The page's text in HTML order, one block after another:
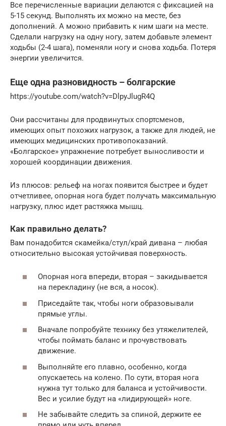
Все перечисленные вариации делаются с фиксацией на
5-15 секунд. Выполнять их можно на месте, без
дополнений. А можно прибавить к ним шаги на месте.
Сделали нагрузку на одну ногу, затем добавьте элемент
ходьбы (2-4 шага), поменяли ногу и снова ходьба. Потеря
энергии увеличится.
Еще одна разновидность – болгарские
https://youtube.com/watch?v=DlpyJlugR4Q
Они рассчитаны для продвинутых спортсменов,
имеющих опыт похожих нагрузок, а также для людей, не
имеющих медицинских противопоказаний.
«Болгарское» упражнение потребует выносливости и
хорошей координации движения.
Из плюсов: рельеф на ногах появится быстрее и будет
отчетливее, опорная нога будет получать максимальную
нагрузку, плюс идет растяжка мышц.
Как правильно делать?
Вам понадобится скамейка/стул/край дивана – любая
относительно высокая устойчивая поверхность.
Опорная нога впереди, вторая – закидывается
на перекладину (не вся, а носок).
Приседайте так, чтобы ноги образовывали
прямые углы.
Вначале попробуйте технику без утяжелителей,
чтобы поймать баланс и прочувствовать
движение.
Выполняйте его плавно, особенно, когда
опускаетесь на колено. По сути, вторая нога
нужна тут только для баланса и устойчивости.
Вес и усилие будут на «лидирующей» ноге.
Не забывайте следить за спиной, держите ее